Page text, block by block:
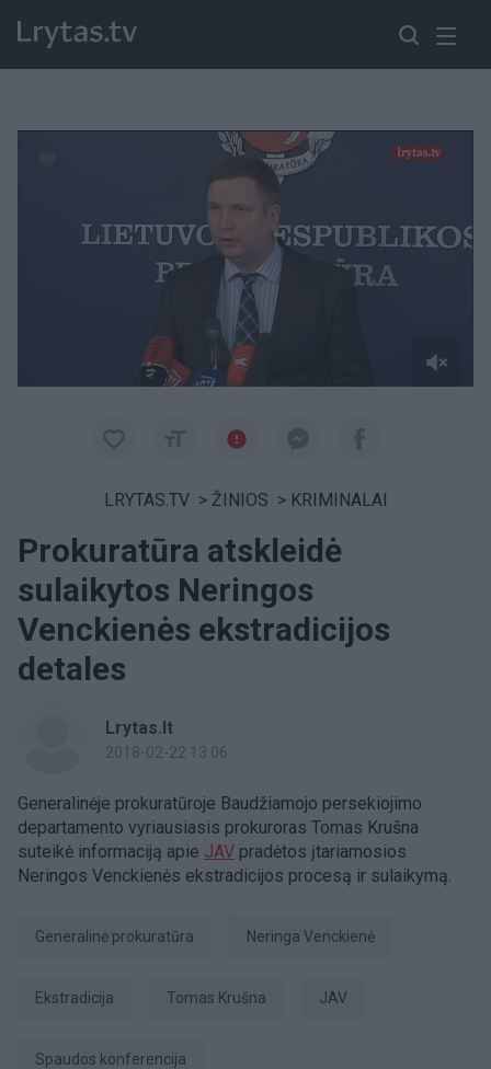
LRYTAS.TV > ŽINIOS > KRIMINALAI
Prokuratūra atskleidė
sulaikytos Neringos
Venckienės ekstradicijos
detales
Lrytas.lt
2018-02-22 13:06
Generalinėje prokuratūroje Baudžiamojo persekiojimo
departamento vyriausiasis prokuroras Tomas Krušna
suteikė informaciją apie JAV pradėtos įtariamosios
Neringos Venckienės ekstradicijos procesą ir sulaikymą.
Generalinė prokuratūra Neringa Venckienė
ekstradicija Tomas Krušna JAV
spaudos konferencija